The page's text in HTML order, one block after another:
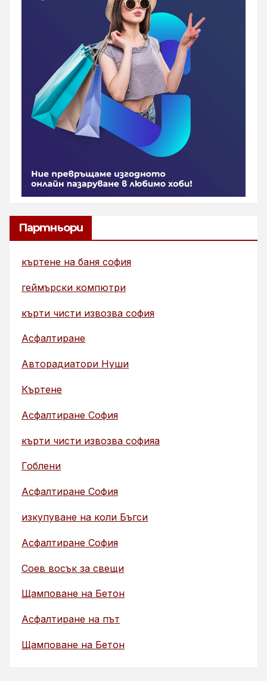
Партньори
къртене на баня софия
геймърски компютри
кърти чисти извозва софия
Асфалтиране
Авторадиатори Нуши
Къртене
Асфалтиране София
кърти чисти извозва софияа
Гоблени
Асфалтиране София
изкупуване на коли Бъгси
Асфалтиране София
Соев восък за свещи
Щамповане на Бетон
Асфалтиране на път
Щамповане на Бетон